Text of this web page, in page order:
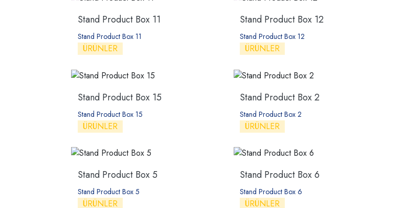
Stand Product Box 11
Stand Product Box 11
ÜRÜNLER
Stand Product Box 12
Stand Product Box 12
ÜRÜNLER
Stand Product Box 15
Stand Product Box 15
ÜRÜNLER
Stand Product Box 2
Stand Product Box 2
ÜRÜNLER
Stand Product Box 5
Stand Product Box 5
ÜRÜNLER
Stand Product Box 6
Stand Product Box 6
ÜRÜNLER